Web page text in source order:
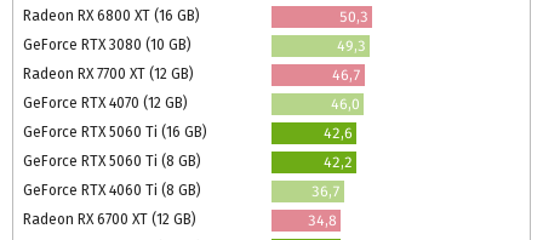
Radeon RX 6800 XT (16 GB)
50,3
GeForce RTX 3080 (10 GB)
49,3
Radeon RX 7700 XT (12 GB)
46,7
GeForce RTX 4070 (12 GB)
46,0
GeForce RTX 5060 Ti (16 GB)
42,6
GeForce RTX 5060 Ti (8 GB)
42,2
GeForce RTX 4060 Ti (8 GB)
36,7
Radeon RX 6700 XT (12 GB)
34,8